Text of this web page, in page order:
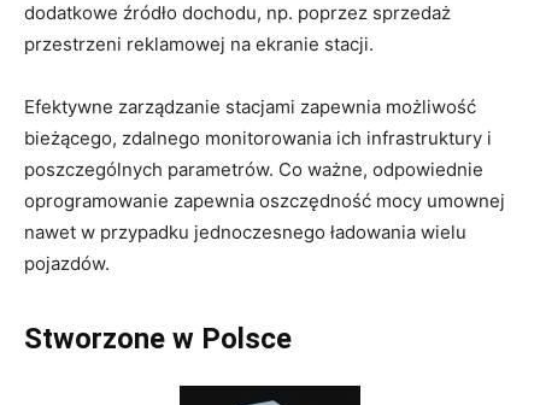
dodatkowe źródło dochodu, np. poprzez sprzedaż
przestrzeni reklamowej na ekranie stacji.
Efektywne zarządzanie stacjami zapewnia możliwość
bieżącego, zdalnego monitorowania ich infrastruktury i
poszczególnych parametrów. Co ważne, odpowiednie
oprogramowanie zapewnia oszczędność mocy umownej
nawet w przypadku jednoczesnego ładowania wielu
pojazdów.
Stworzone w Polsce